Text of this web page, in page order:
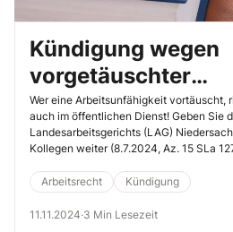
Kündigung wegen
vorgetäuschter
Arbeitsunfähigkeit
gerechtfertigt
Wer eine Arbeitsunfähigkeit vortäuscht,
auch im öffentlichen Dienst! Geben Sie
Landesarbeitsgerichts (LAG)
Kollegen weiter (8.7.2024, Az. 15 SLa
Arbeitsrecht Kündigung
11.11.2024·3 Min Lesezeit